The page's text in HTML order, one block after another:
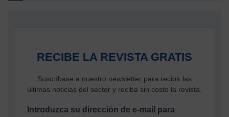
RECIBE LA REVISTA GRATIS
Suscríbase a nuestro newsletter para recibir las
últimas noticias del sector y reciba sin costo la revista.
Introduzca su dirección de e-mail para